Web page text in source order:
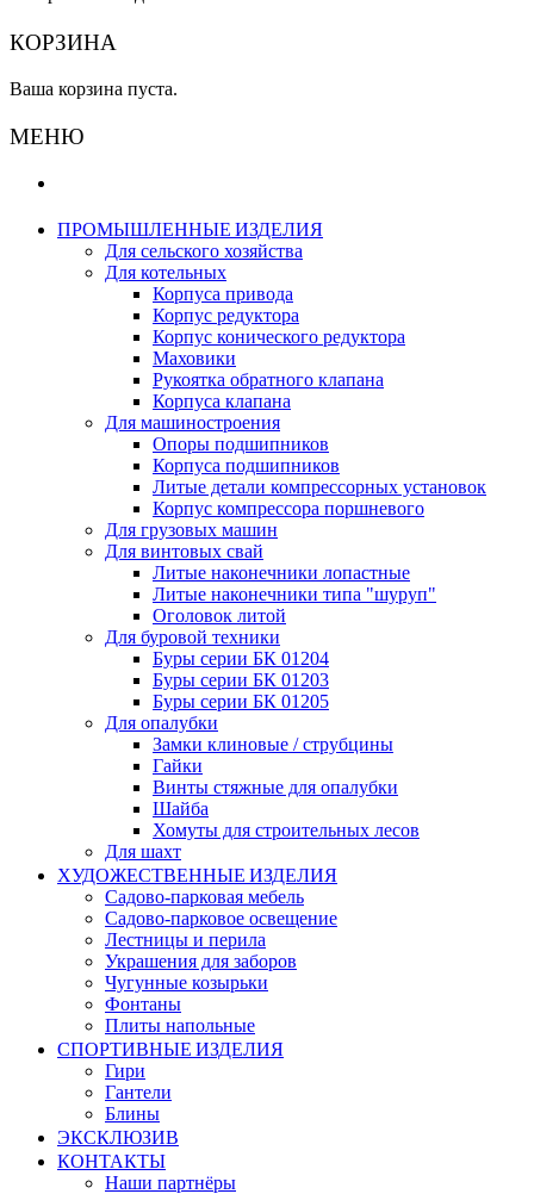
КОРЗИНА
Ваша корзина пуста.
МЕНЮ
ПРОМЫШЛЕННЫЕ ИЗДЕЛИЯ
Для сельского хозяйства
Для котельных
Корпуса привода
Корпус редуктора
Корпус конического редуктора
Маховики
Рукоятка обратного клапана
Корпуса клапана
Для машиностроения
Опоры подшипников
Корпуса подшипников
Литые детали компрессорных установок
Корпус компрессора поршневого
Для грузовых машин
Для винтовых свай
Литые наконечники лопастные
Литые наконечники типа "шуруп"
Оголовок литой
Для буровой техники
Буры серии БК 01204
Буры серии БК 01203
Буры серии БК 01205
Для опалубки
Замки клиновые / струбцины
Гайки
Винты стяжные для опалубки
Шайба
Хомуты для строительных лесов
Для шахт
ХУДОЖЕСТВЕННЫЕ ИЗДЕЛИЯ
Садово-парковая мебель
Садово-парковое освещение
Лестницы и перила
Украшения для заборов
Чугунные козырьки
Фонтаны
Плиты напольные
СПОРТИВНЫЕ ИЗДЕЛИЯ
Гири
Гантели
Блины
ЭКСКЛЮЗИВ
КОНТАКТЫ
Наши партнёры